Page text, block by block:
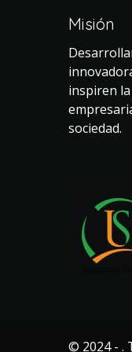
Misión
inspiren
sociedad.
© 2024 - .